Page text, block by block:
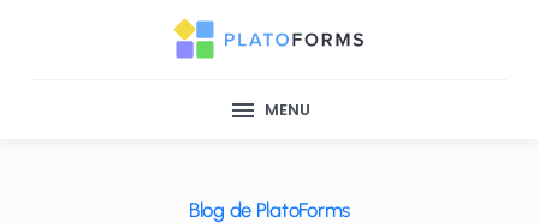
MENU
Blog de PlatoForms